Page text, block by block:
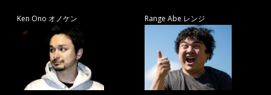
Ken Ono オノケン Range Abe レンジ